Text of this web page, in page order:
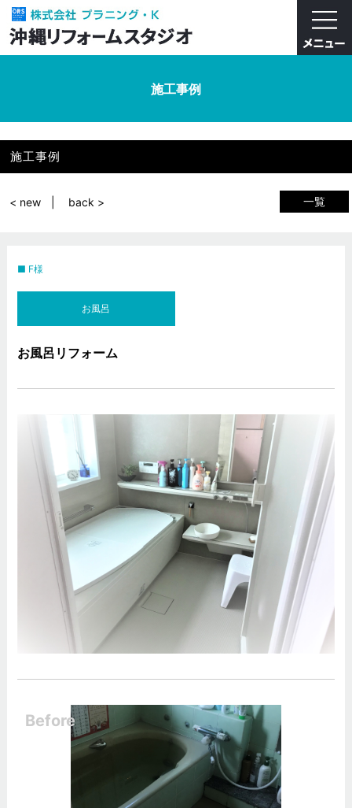
施工事例
施工事例
一覧
< new back >
F様
お風呂
お風呂リフォーム